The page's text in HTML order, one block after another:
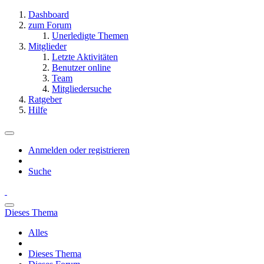
Dashboard
zum Forum
Unerledigte Themen
Mitglieder
Letzte Aktivitäten
Benutzer online
Team
Mitgliedersuche
Ratgeber
Hilfe
Anmelden oder registrieren
Suche
Dieses Thema
Alles
Dieses Thema